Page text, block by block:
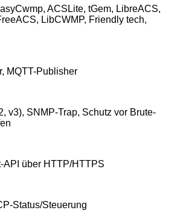
ACSLite, tGem, LibreACS,
LibCWMP, Friendly tech,
MQTT-Publisher
v3), SNMP-Trap, Schutz vor Brute-
API über HTTP/HTTPS
Status/Steuerung